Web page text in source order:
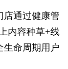
店通过健康管
内容种草+线
生命周期用户